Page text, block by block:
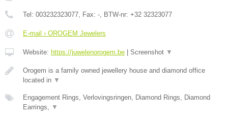
Tel: 003232323077, Fax: -, BTW-nr: +32 32323077
E-mail › OROGEM Jewelers
Website: https://juwelenorogem.be Screenshot ▼
Orogem is a family owned jewellery house and diamond office
located in ▼
Engagement Rings, Verlovingsringen, Diamond Rings, Diamond
Earrings, ▼